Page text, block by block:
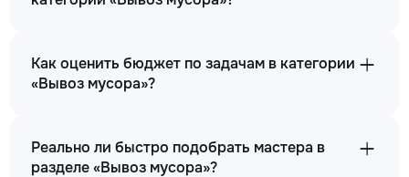
Как оценить бюджет по задачам в категории
«Вывоз мусора»?
Реально ли быстро подобрать мастера в
разделе «Вывоз мусора»?